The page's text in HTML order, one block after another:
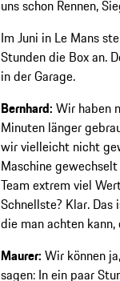
uns schon Rennen,
Im Juni in Le Mans
Stunden die Box an.
in der Garage.
Bernhard: Wir haben
Minuten länger
wir vielleicht nicht
Maschine
Team extrem viel
Schnellste? Klar.
die man achten
Maurer: Wir können
sagen: In ein paar